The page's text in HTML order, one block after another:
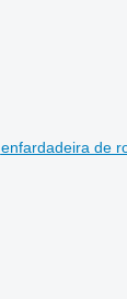
enfardadeira de